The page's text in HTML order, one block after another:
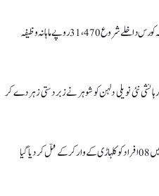
نئی نویلی دلہن کو شوہر نے زبردستی زہر دے کر
گیا